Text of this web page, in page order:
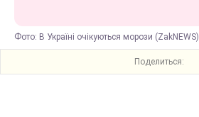
Фото: В Україні очікуються морози (ZakNEWS)
Поделиться: